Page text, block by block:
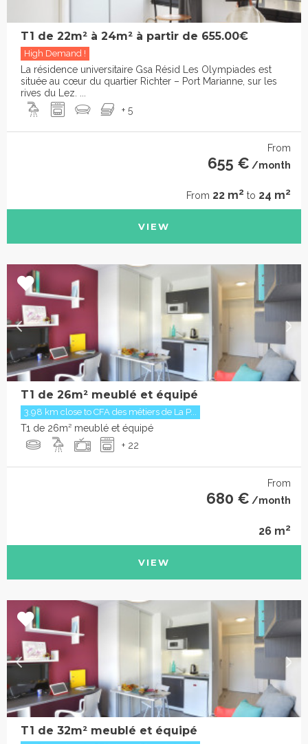
T1 de 22m² à 24m² à partir de 655.00€
High Demand !
La résidence universitaire Gsa Résid Les Olympiades est
située au cœur du quartier Richter – Port Marianne, sur les
rives du Lez. ...
+ 5
From
655 € /month
From 22 m2 to 24 m2
VIEW
T1 de 26m² meublé et équipé
3.98 km close to CFA des métiers de La P...
T1 de 26m² meublé et équipé
+ 22
From
680 € /month
26 m2
VIEW
T1 de 32m² meublé et équipé